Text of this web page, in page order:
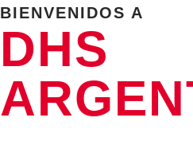
BIENVENIDOS A
DHS